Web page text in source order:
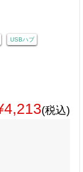
USBハブ
(税込)